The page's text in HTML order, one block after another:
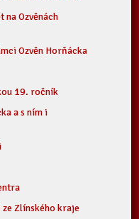
Ozvěnách
Ozvěn Horňácka
19. ročník
a s ním i
Zlínského kraje